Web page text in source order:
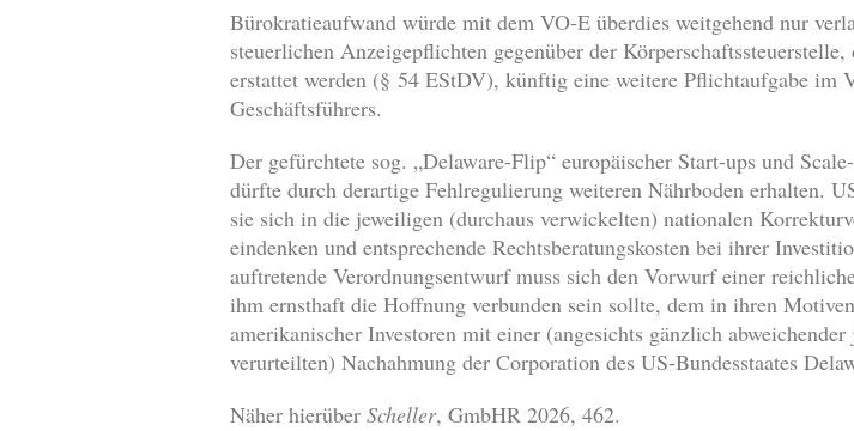
Bürokratieaufwand würde mit dem VO-E überdies weitgehend nur
steuerlichen Anzeigepflichten gegenüber der
erstattet werden (§ 54 EStDV), künftig eine weitere Pflichtaufgabe im
Geschäftsführers.
Der gefürchtete sog. „Delaware-Flip“ europäischer Start-ups und
dürfte durch derartige Fehlregulierung weiteren Nährboden erhalten.
sie sich in die jeweiligen (durchaus verwickelten) nationalen
eindenken und entsprechende Rechtsberatungskosten bei ihrer
auftretende Verordnungsentwurf muss sich den Vorwurf einer
ihm ernsthaft die Hoffnung verbunden sein sollte, dem in ihren
amerikanischer Investoren mit einer (angesichts gänzlich
verurteilten) Nachahmung der Corporation des US-Bundesstaates
Näher hierüber Scheller, GmbHR 2026, 462.